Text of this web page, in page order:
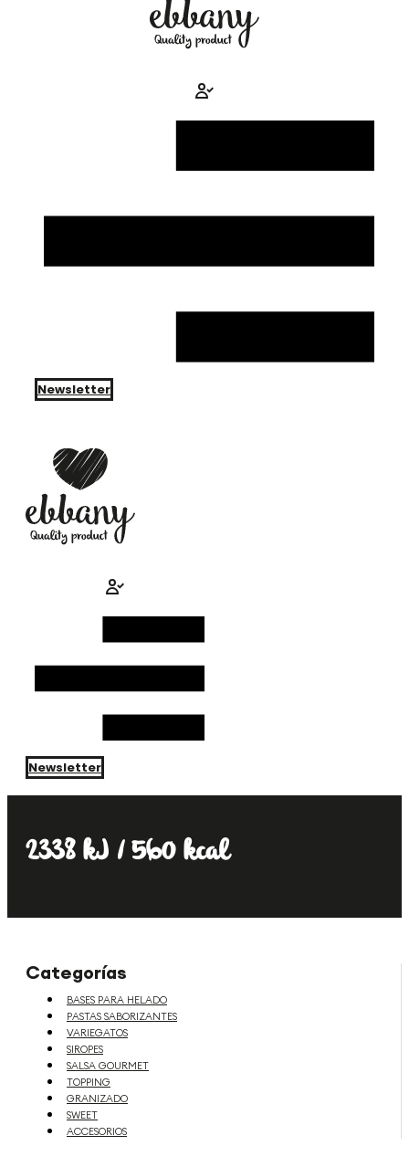
Newsletter
Newsletter
2338 kJ / 560 kcal
Categorías
BASES PARA HELADO
PASTAS SABORIZANTES
VARIEGATOS
SIROPES
SALSA GOURMET
TOPPING
GRANIZADO
SWEET
ACCESORIOS